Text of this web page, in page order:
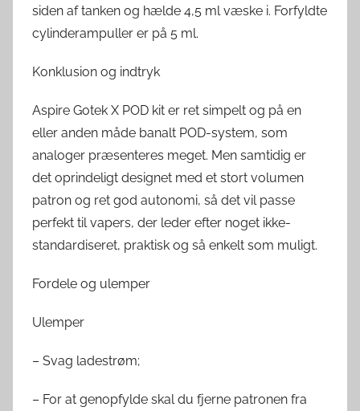
siden af tanken og hælde 4,5 ml væske i. Forfyldte
cylinderampuller er på 5 ml.
Konklusion og indtryk
Aspire Gotek X POD kit er ret simpelt og på en
eller anden måde banalt POD-system, som
analoger præsenteres meget. Men samtidig er
det oprindeligt designet med et stort volumen
patron og ret god autonomi, så det vil passe
perfekt til vapers, der leder efter noget ikke-
standardiseret, praktisk og så enkelt som muligt.
Fordele og ulemper
Ulemper
– Svag ladestrøm;
– For at genopfylde skal du fjerne patronen fra